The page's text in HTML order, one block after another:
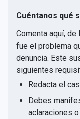
Cuéntanos qué
Comenta aquí,
fue el problema
denuncia. Este
siguientes
Redacta el
Debes
aclaraciones